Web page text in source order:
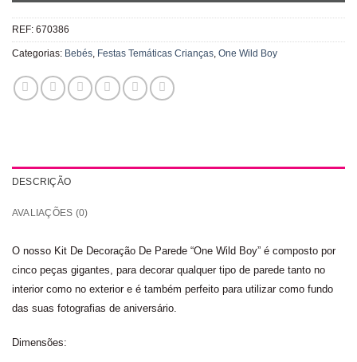
REF: 670386
Categorias: Bebés, Festas Temáticas Crianças, One Wild Boy
DESCRIÇÃO
AVALIAÇÕES (0)
O nosso Kit De Decoração De Parede “One Wild Boy” é composto por
cinco peças gigantes, para decorar qualquer tipo de parede tanto no
interior como no exterior e é também perfeito para utilizar como fundo
das suas fotografias de aniversário.
Dimensões: